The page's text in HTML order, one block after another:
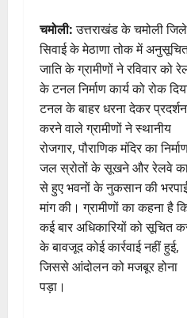
चमोली:उत्तराखंड के चमोली
सिवाई के मेठाणा तोक में
जाति के ग्रामीणों ने रविवार को
के टनल निर्माण कार्य को रोक
टनल के बाहर धरना देकर प्रदर्शन
करने वाले ग्रामीणों ने स्थानीय
रोजगार, पौराणिक मंदिर का
जल स्रोतों के सूखने और रेलवे
से हुए भवनों के नुकसान की
मांग की। ग्रामीणों का कहना है
कई बार अधिकारियों को सूचित
के बावजूद कोई कार्रवाई नहीं हुई,
जिससे आंदोलन को मजबूर होना
पड़ा।